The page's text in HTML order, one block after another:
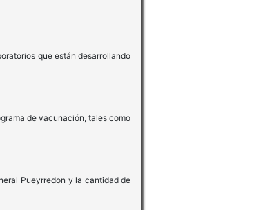
que están desarrollando
de vacunación, tales como
Pueyrredon y la cantidad de